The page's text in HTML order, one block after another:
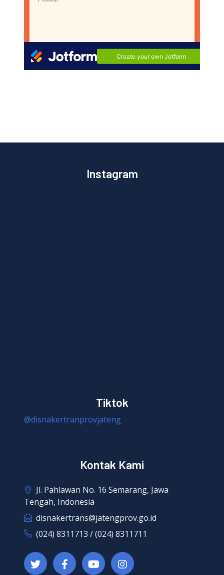
Instagram
Tiktok
@disnakertranprovjateng
Kontak Kami
Jl. Pahlawan No. 16 Semarang, Jawa
Tengah, Indonesia
disnakertrans@jatengprov.go.id
(024) 8311713 / (024) 8311711